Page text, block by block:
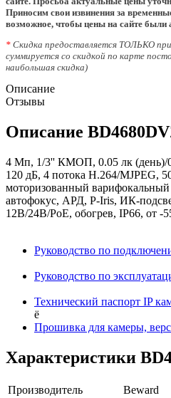
Приносим свои извинения за
возможное, чтобы цены на сайте были
* Скидка предоставляется ТОЛЬКО
суммируется со скидкой по карте
наибольшая скидка)
Описание
Отзывы
Описание
4 Мп, 1/3'' КМОП, 0.05 лк (день)/
120 дБ, 4 потока Н.264/MJPEG,
моторизованный
автофокус, АРД, P-Iris, ИК-
12В/24В/PoE, обогрев, IP66, от -
Руководство по
Руководство по
Технический паспорт IP
ё
Прошивка для камеры,
Характеристики
Производитель
Beward